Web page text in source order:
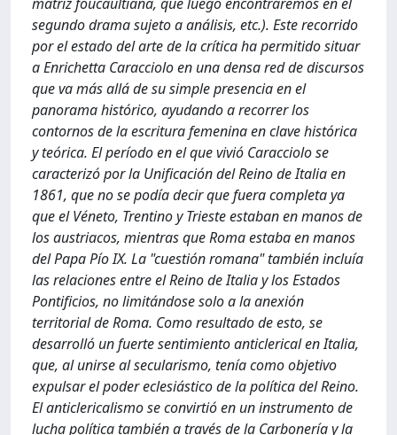
segundo drama sujeto a análisis, etc.). Este recorrido
por el estado del arte de la crítica ha permitido situar
a Enrichetta Caracciolo en una densa red de discursos
que va más allá de su simple presencia en el
panorama histórico, ayudando a recorrer los
contornos de la escritura femenina en clave histórica
y teórica. El período en el que vivió Caracciolo se
caracterizó por la Unificación del Reino de Italia en
1861, que no se podía decir que fuera completa ya
que el Véneto, Trentino y Trieste estaban en manos de
los austriacos, mientras que Roma estaba en manos
del Papa Pío IX. La "cuestión romana" también incluía
las relaciones entre el Reino de Italia y los Estados
Pontificios, no limitándose solo a la anexión
territorial de Roma. Como resultado de esto, se
desarrolló un fuerte sentimiento anticlerical en Italia,
que, al unirse al secularismo, tenía como objetivo
expulsar el poder eclesiástico de la política del Reino.
El anticlericalismo se convirtió en un instrumento de
lucha política también a través de la Carbonería y la